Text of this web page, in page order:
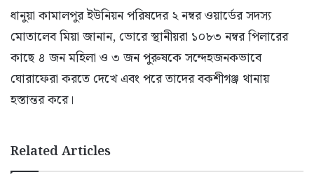
ধানুয়া কামালপুর ইউনিয়ন পরিষদের ২ নম্বর ওয়ার্ডের সদস্য
মোতালেব মিয়া জানান, ভোরে স্থানীয়রা ১০৮৩ নম্বর পিলারের
কাছে ৪ জন মহিলা ও ৩ জন পুরুষকে সন্দেহজনকভাবে
ঘোরাফেরা করতে দেখে এবং পরে তাদের বকশীগঞ্জ থানায়
হস্তান্তর করে।
Related Articles